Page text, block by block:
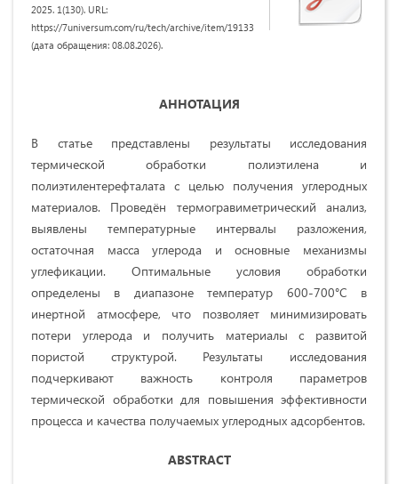
2025. 1(130). URL:
https://7universum.com/ru/tech/archive/item/19133
(дата обращения: 08.08.2026).
АННОТАЦИЯ
В статье представлены результаты исследования
термической обработки полиэтилена и
полиэтилентерефталата с целью получения углеродных
материалов. Проведён термогравиметрический анализ,
выявлены температурные интервалы разложения,
остаточная масса углерода и основные механизмы
углефикации. Оптимальные условия обработки
определены в диапазоне температур 600-700°C в
инертной атмосфере, что позволяет минимизировать
потери углерода и получить материалы с развитой
пористой структурой. Результаты исследования
подчеркивают важность контроля параметров
термической обработки для повышения эффективности
процесса и качества получаемых углеродных адсорбентов.
ABSTRACT